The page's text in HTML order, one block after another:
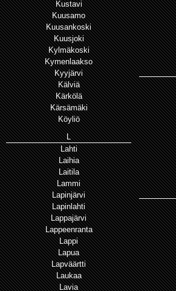
Kustavi
Kuusamo
Kuusankoski
Kuusjoki
Kylmäkoski
Kymenlaakso
Kyyjärvi
Kälviä
Kärkölä
Kärsämäki
Köyliö
L
Lahti
Laihia
Laitila
Lammi
Lapinjärvi
Lapinlahti
Lappajärvi
Lappeenranta
Lappi
Lapua
Lapväärtti
Laukaa
Lavia